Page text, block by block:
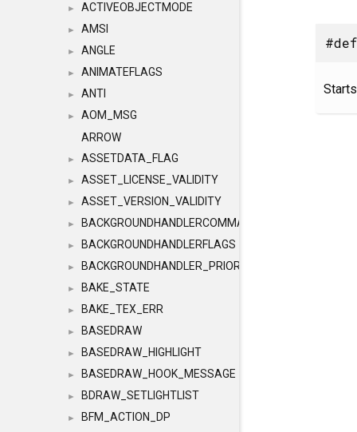
► ACTIVEOBJECTMODE
► AMSI
► ANGLE
► ANIMATEFLAGS
► ANTI
►
AOM_MSG
ARROW
► ASSETDATA_FLAG
► ASSET_LICENSE_VALIDITY
► ASSET_VERSION_VALIDITY
► BACKGROUNDHANDLERCOMMAND
► BACKGROUNDHANDLERFLAGS
► BACKGROUNDHANDLER_PRIORITY
► BAKE_STATE
► BAKE_TEX_ERR
► BASEDRAW
► BASEDRAW_HIGHLIGHT
► BASEDRAW_HOOK_MESSAGE
► BDRAW_SETLIGHTLIST
►
BFM_ACTION_DP